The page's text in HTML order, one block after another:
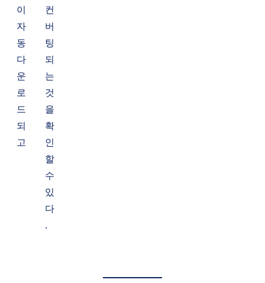
이
자
동
다
운
로
드
되
고
컨
버
팅
되
는
것
을
확
인
할
수
있
다
.